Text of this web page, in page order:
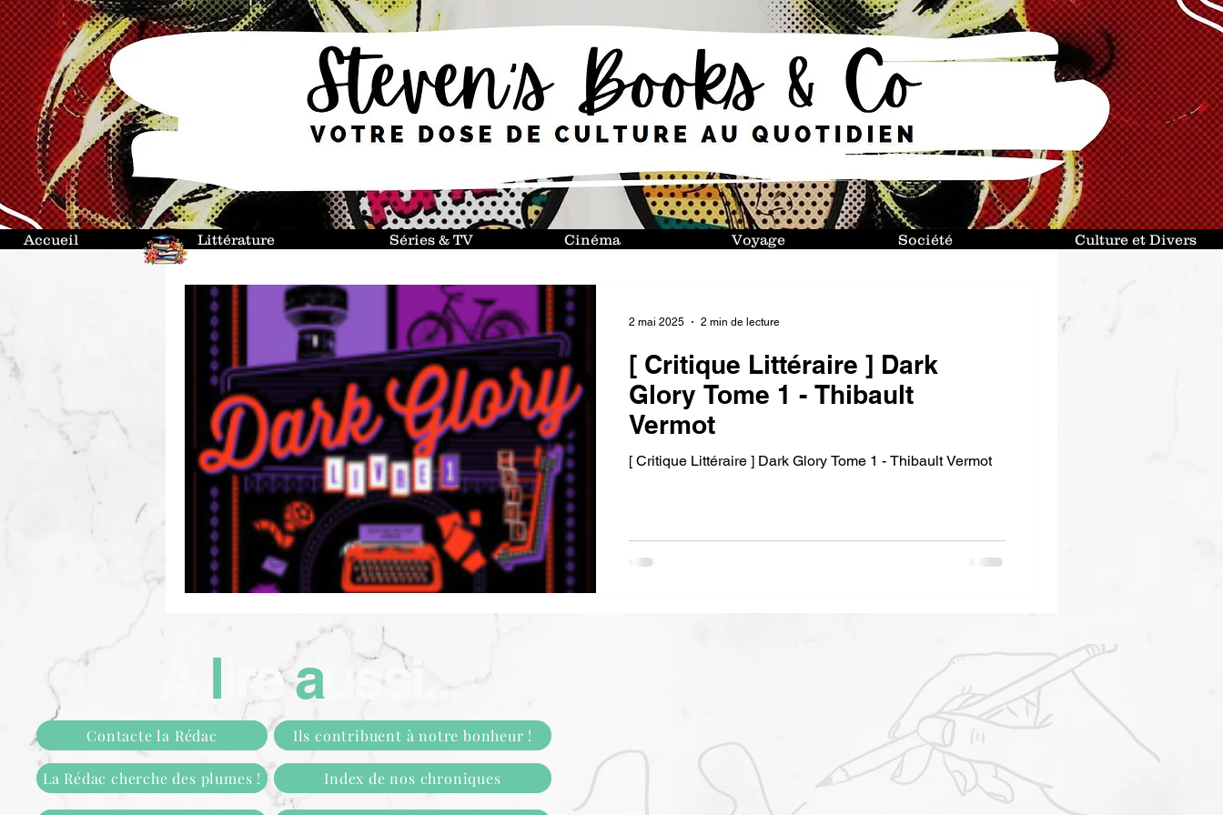
Accueil Littérature Séries & TV Cinéma Société
Voyage Culture et Divers
[ Critique Littéraire ] Dark
Glory Tome 1 - Thibault
Vermot
[ Critique Littéraire ] Dark Glory Tome 1 - Thibault Vermot
2 mai 2025 2 min de lecture
l ireaussi...
Contacte la Rédac Ils contribuent à notre bonheur !
La Rédac cherche des plumes ! Index de nos chroniques